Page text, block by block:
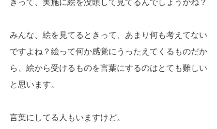
きって、実施に絵を没頭して見てるんでしょうかね？
みんな、絵を見てるときって、あまり何も考えてない
ですよね？絵って何か感覚にうったえてくるものだか
ら、絵から受けるものを言葉にするのはとても難しい
と思います。
言葉にしてる人もいますけど。